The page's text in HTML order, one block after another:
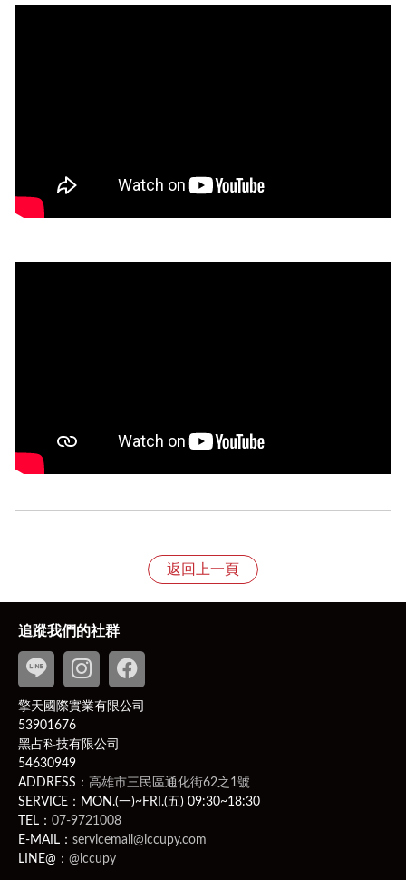
1、依照《消費者保護法》規定，收到產品後享有七天的
猶豫期，特別提醒猶豫期非試用期，故產品經拆封恕不接
受退貨；
貨需返回齊全配件、完整包裝（包括產品、吊牌未剪、附
貌及完整性）的狀態寄回，若違反該項條件，將影響您退
換貨權益。
PS此商品為客製化商品：客製化商品並無7日無條件退貨
的權利。除非商品有瑕疵，否則應履行契約，若不取貨付
款則可能有違約問題，而賣家可就運費、商品價金向買家
提出民事訴訟。
相關問題請洽客服聯繫LINE ID：@iccupy
購人之以下四樣購買相關證明（訂購編號、訂購人姓名、
電話、電子發票）。
2、新品瑕疵、運送瑕疵和非人為損壞者，收到商品次日
返回上一頁
追蹤我們的社群
擎天國際實業有限公司
53901676
黑占科技有限公司
54630949
ADDRESS： 高雄市三民區通化街62之1號
SERVICE：MON.(一)~FRI.(五) 09:30~18:30
TEL： 07-9721008
E-MAIL： servicemail@iccupy.com
LINE@： @iccupy